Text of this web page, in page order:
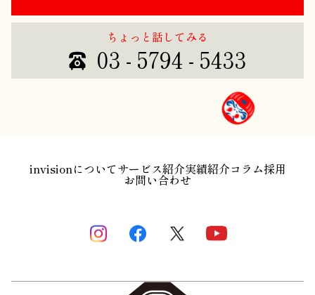
ちょっと話してみる
03 - 5794 - 5433
invisionについてサービス紹介実績紹介コラム採用
お問い合わせ